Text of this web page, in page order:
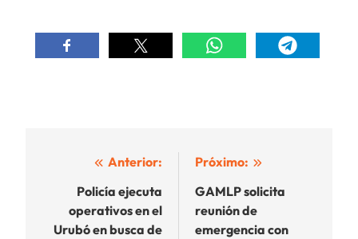
Navegación
entradas
Anterior:
Policía ejecuta
operativos en el
Urubó en busca de
Próximo:
GAMLP solicita
reunión de
emergencia con